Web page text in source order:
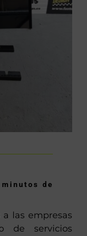
de
las empresas
de servicios